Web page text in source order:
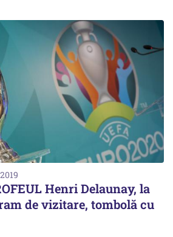
Henri Delaunay, la
de vizitare, tombolă cu